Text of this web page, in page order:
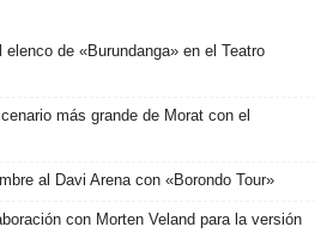
de «Burundanga» en el Teatro
más grande de Morat con el
al Davi Arena con «Borondo Tour»
con Morten Veland para la versión